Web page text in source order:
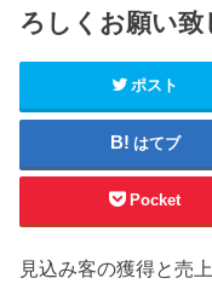
ろしくお願い致
ポスト
はてブ
Pocket
見込み客の獲得と売